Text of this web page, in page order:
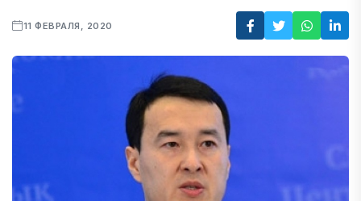
11 ФЕВРАЛЯ, 2020